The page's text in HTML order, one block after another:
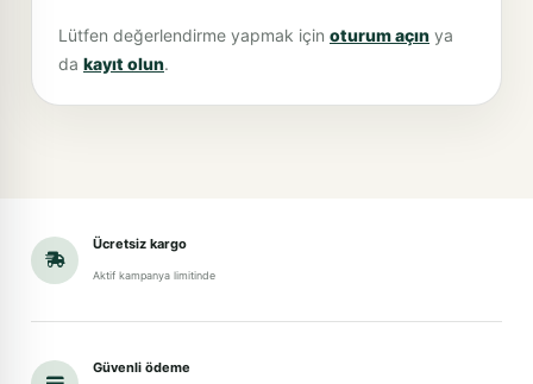
Lütfen değerlendirme yapmak için oturum açın ya
da kayıt olun.
Ücretsiz kargo
Aktif kampanya limitinde
Güvenli ödeme